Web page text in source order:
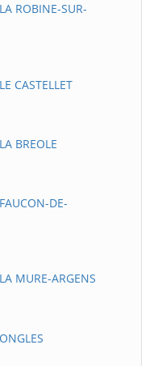
ROBINE-SUR-
CASTELLET
BREOLE
DE-
MURE-ARGENS